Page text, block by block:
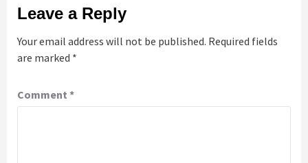
Leave a Reply
Your email address will not be published. Required fields
are marked *
Comment *